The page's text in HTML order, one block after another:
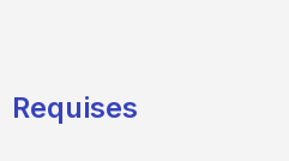
Requises